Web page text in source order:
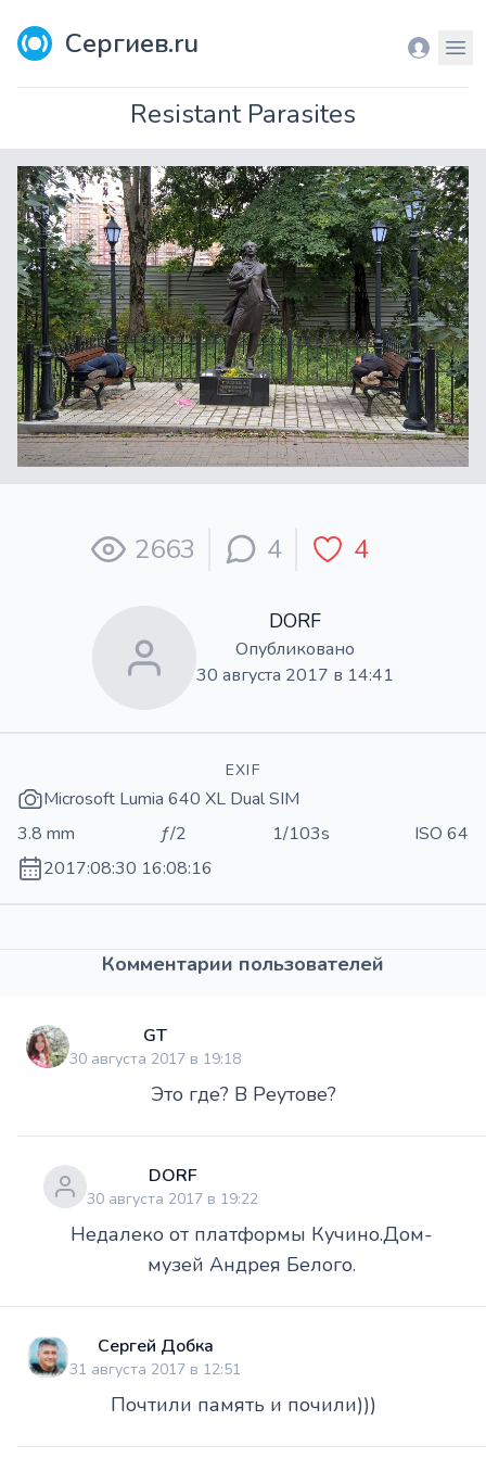
Сергиев.ru Вход
Resistant Parasites
2663 4 4
DORF
Опубликовано
30 августа 2017 в 14:41
EXIF
Microsoft Lumia 640 XL Dual SIM
3.8 mm
ƒ/2 1/103s
ISO 64
2017:08:30 16:08:16
Комментарии пользователей
GT
30 августа 2017 в 19:18
Это где? В Реутове?
DORF
30 августа 2017 в 19:22
Недалеко от платформы Кучино.Дом-
музей Андрея Белого.
Сергей Добка
31 августа 2017 в 12:51
Почтили память и почили)))